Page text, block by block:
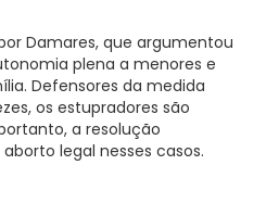
Damares, que argumentou
plena a menores e
Defensores da medida
os estupradores são
a resolução
legal nesses casos.